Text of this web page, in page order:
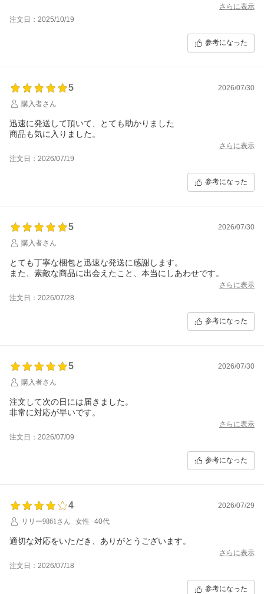
さらに表示
注文日：2025/10/19
参考になった
5
2026/07/30
購入者さん
迅速に発送して頂いて、とても助かりました
商品も気に入りました。
さらに表示
注文日：2026/07/19
参考になった
5
2026/07/30
購入者さん
とても丁寧な梱包と迅速な発送に感謝します。
また、素敵な商品に出会えたこと、本当にしあわせです。
さらに表示
注文日：2026/07/28
参考になった
5
2026/07/30
購入者さん
注文して次の日には届きました。
さらに表示
注文日：2026/07/09
参考になった
4
2026/07/29
リリー9861さん
女性 40代
適切な対応をいただき、ありがとうございます。
さらに表示
注文日：2026/07/18
参考になった